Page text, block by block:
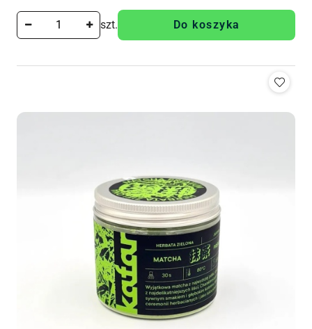
szt. Do koszyka